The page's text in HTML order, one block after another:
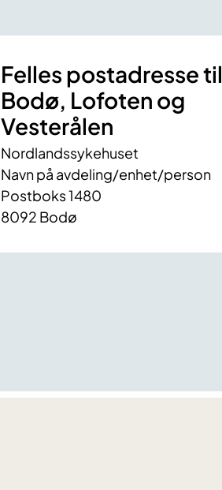
Felles postadresse til
Bodø, Lofoten og
Vesterålen
Nordlandssykehuset
Navn på avdeling/enhet/person
Postboks 1480
8092 Bodø